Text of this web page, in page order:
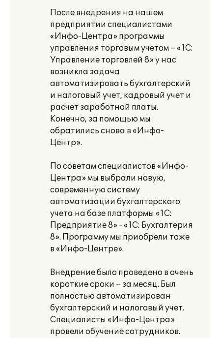
После внедрения на нашем
предприятии специалистами
«Инфо-Центра» программы
управления торговым учетом – «1С:
Управление торговлей 8» у нас
возникла задача
автоматизировать бухгалтерский
и налоговый учет, кадровый учет и
расчет заработной платы.
Конечно, за помощью мы
обратились снова в «Инфо-
Центр».
По советам специалистов «Инфо-
Центра» мы выбрали новую,
современную систему
автоматизации бухгалтерского
учета на базе платформы «1С:
Предприятие 8» - «1С: Бухгалтерия
8». Программу мы приобрели тоже
в «Инфо-Центре».
Внедрение было проведено в очень
короткие сроки – за месяц. Был
полностью автоматизирован
бухгалтерский и налоговый учет.
Специалисты «Инфо-Центра»
провели обучение сотрудников.